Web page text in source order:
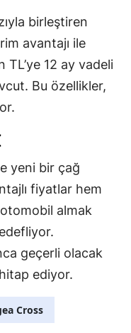
Muş
Nevşehir
Rize
Sakarya
birleştiren
avantajı ile
TL’ye 12 ay vadeli
Bu özellikler,
yeni bir çağ
fiyatlar hem
almak
geçerli olacak
ediyor.
Cross